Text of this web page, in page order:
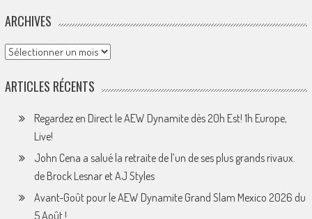
ARCHIVES
Archives
ARTICLES RÉCENTS
Regardez en Direct le AEW Dynamite dès 20h Est! 1h Europe,
Live!
John Cena a salué la retraite de l’un de ses plus grands rivaux.
de Brock Lesnar et AJ Styles
Avant-Goût pour le AEW Dynamite Grand Slam Mexico 2026 du
5 Août !